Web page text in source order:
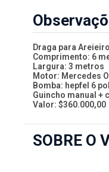
Draga para
Comprimento: 6
Largura: 3 metros
Motor: Mercedes
Bomba: hepfel 6
Guincho manual +
Valor: $360.000,00
SOBRE O